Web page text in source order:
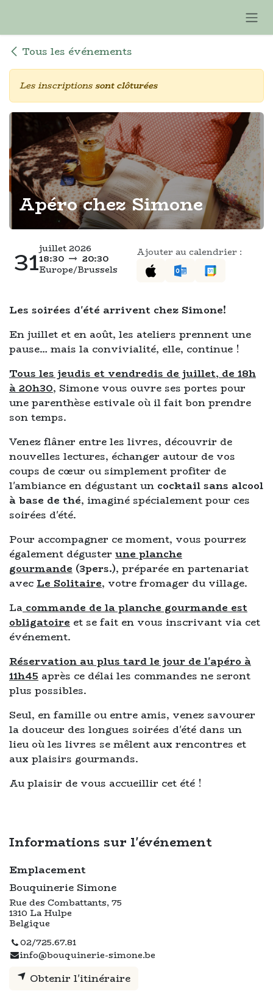
Tous les événements
Les inscriptionssont clôturées
Apéro chez Simone
31juillet 2026
18:30
20:30
Europe/Brussels
Ajouter au calendrier :
Les soirées d'été arrivent chez Simone!
En juillet et en août, les ateliers prennent une
pause… mais la convivialité, elle, continue !
Tous les jeudis et vendredis de juillet, de 18h
à 20h30, Simone vous ouvre ses portes pour
une parenthèse estivale où il fait bon prendre
son temps.
Venez flâner entre les livres, découvrir de
nouvelles lectures, échanger autour de vos
coups de cœur ou simplement profiter de
l'ambiance en dégustant un cocktail sans alcool
à base de thé, imaginé spécialement pour ces
soirées d'été.
Pour accompagner ce moment, vous pourrez
également déguster une planche
gourmande (3pers.), préparée en partenariat
avec Le Solitaire, votre fromager du village.
Lacommande de la planche gourmande est
obligatoire et se fait en vous inscrivant via cet
événement.
Réservation au plus tard le jour de l'apéro à
11h45 après ce délai les commandes ne seront
plus possibles.
Seul, en famille ou entre amis, venez savourer
la douceur des longues soirées d'été dans un
lieu où les livres se mêlent aux rencontres et
aux plaisirs gourmands.
Au plaisir de vous accueillir cet été !
Informations sur l'événement
Emplacement
Bouquinerie Simone
Rue des Combattants, 75
1310 La Hulpe
Belgique
02/725.67.81
info@bouquinerie-simone.be
Obtenir l'itinéraire